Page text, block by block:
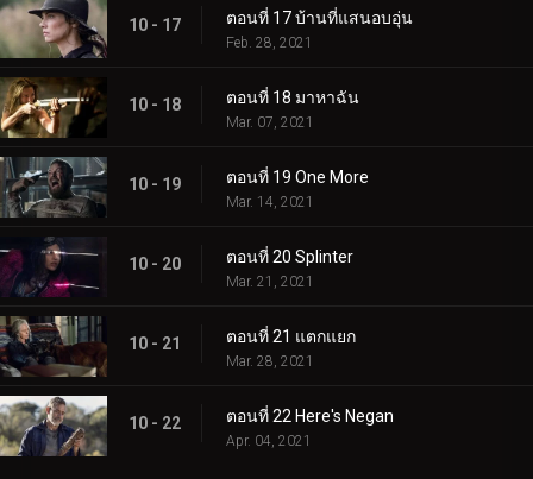
10 - 17 ตอนที่ 17 บ้านที่แสนอบอุ่น
Feb. 28, 2021
10 - 18 ตอนที่ 18 มาหาฉัน
Mar. 07, 2021
10 - 19 ตอนที่ 19 One More
Mar. 14, 2021
10 - 20 ตอนที่ 20 Splinter
Mar. 21, 2021
10 - 21 ตอนที่ 21 แตกแยก
Mar. 28, 2021
10 - 22 ตอนที่ 22 Here's Negan
Apr. 04, 2021